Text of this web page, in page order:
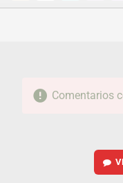
FACEBOOKTWITTERFLIPBOARD
E-
Comentarios